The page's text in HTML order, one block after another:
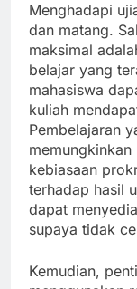
Menghadapi
dan matang.
maksimal
belajar yang
mahasiswa
kuliah
Pembelajaran
memungkinkan
kebiasaan
terhadap hasil
dapat
supaya tidak
Kemudian,